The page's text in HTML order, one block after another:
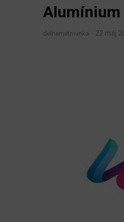
Alumínium
delnemetmunka 22 máj